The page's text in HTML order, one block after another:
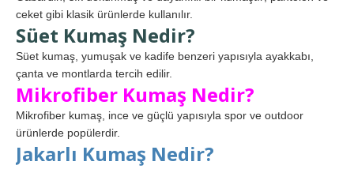
ceket gibi klasik ürünlerde kullanılır.
Süet Kumaş Nedir?
Süet kumaş, yumuşak ve kadife benzeri yapısıyla ayakkabı,
çanta ve montlarda tercih edilir.
Mikrofiber Kumaş Nedir?
Mikrofiber kumaş, ince ve güçlü yapısıyla spor ve outdoor
ürünlerde popülerdir.
Jakarlı Kumaş Nedir?